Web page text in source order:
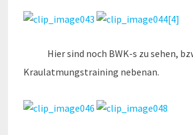
Hier sind noch BWK-s zu sehen,
Kraulatmungstraining nebenan.